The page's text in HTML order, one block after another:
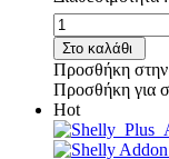
Στο καλάθι
Προσθήκη
Προσθήκη για
Hot